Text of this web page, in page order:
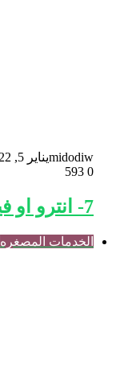
midodiwيناير 5, 2022
0
7- انترو او فيديو لموقعك او منتجك
الخدمات المصغره